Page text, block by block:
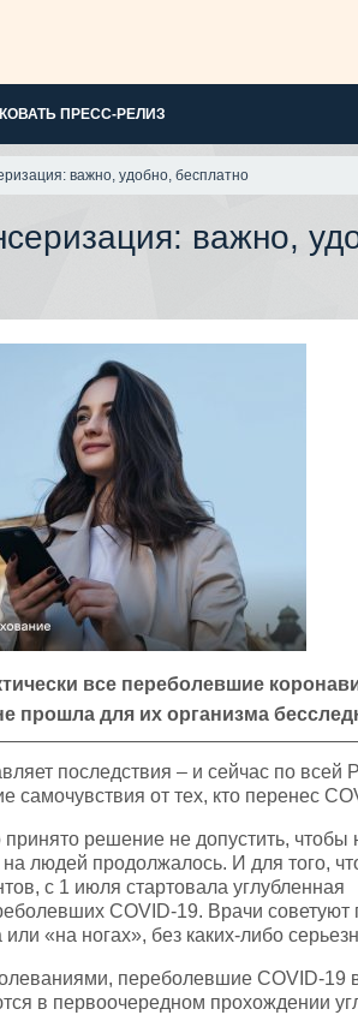
ПРЕСС-РЕЛИЗ
важно, удобно, бесплатно
важно,
все переболевшие
прошла для их организма
последствия – и сейчас по всей
самочувствия от тех, кто перенес
решение не допустить, чтобы
людей продолжалось. И для того,
с 1 июля стартовала углубленная
COVID-19. Врачи советуют
«на ногах», без каких-либо
переболевшие COVID-19
в первоочередном прохождении